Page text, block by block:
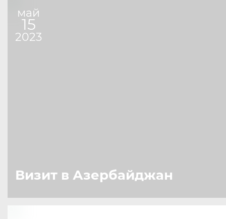
май
15
2023
Визит в Азербайджан